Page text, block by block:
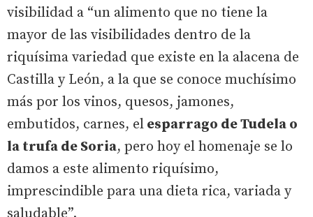
visibilidad a “un alimento que no tiene la
mayor de las visibilidades dentro de la
riquísima variedad que existe en la alacena de
Castilla y León, a la que se conoce muchísimo
más por los vinos, quesos, jamones,
embutidos, carnes, el esparrago de Tudela o
la trufa de Soria, pero hoy el homenaje se lo
damos a este alimento riquísimo,
imprescindible para una dieta rica, variada y